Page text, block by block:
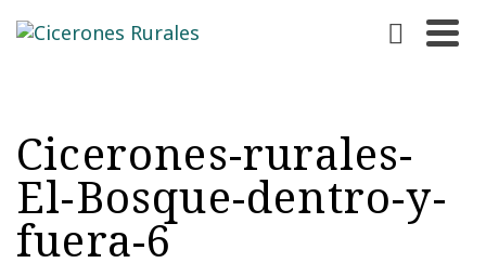
Cicerones-rurales-
El-Bosque-dentro-y-
fuera-6